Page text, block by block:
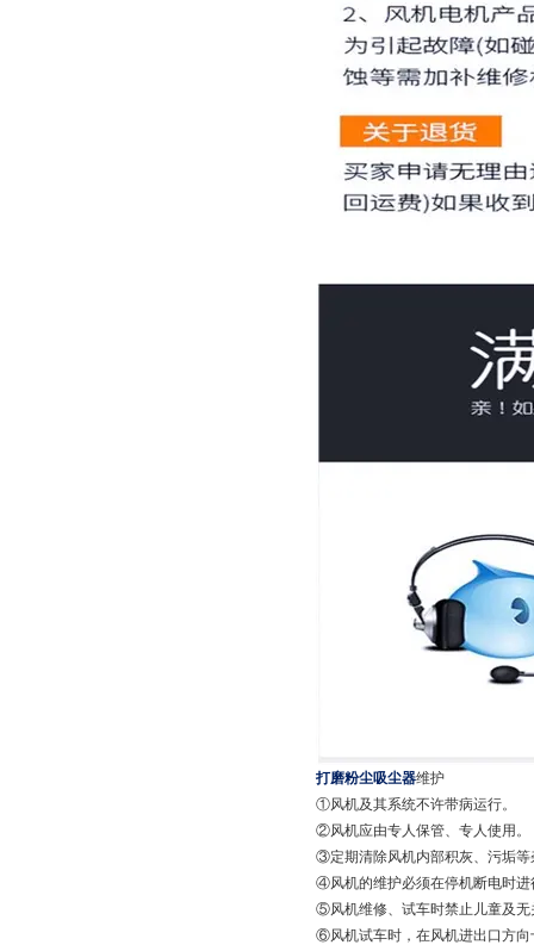
打磨粉尘吸尘器维护
①风机及其系统不许带病运行。
②风机应由专人保管、专人使用。
③定期清除风机内部积灰、污垢等
④风机的维护必须在停机断电时
⑤风机维修、试车时禁止儿童及
⑥风机试车时，在风机进出口方向